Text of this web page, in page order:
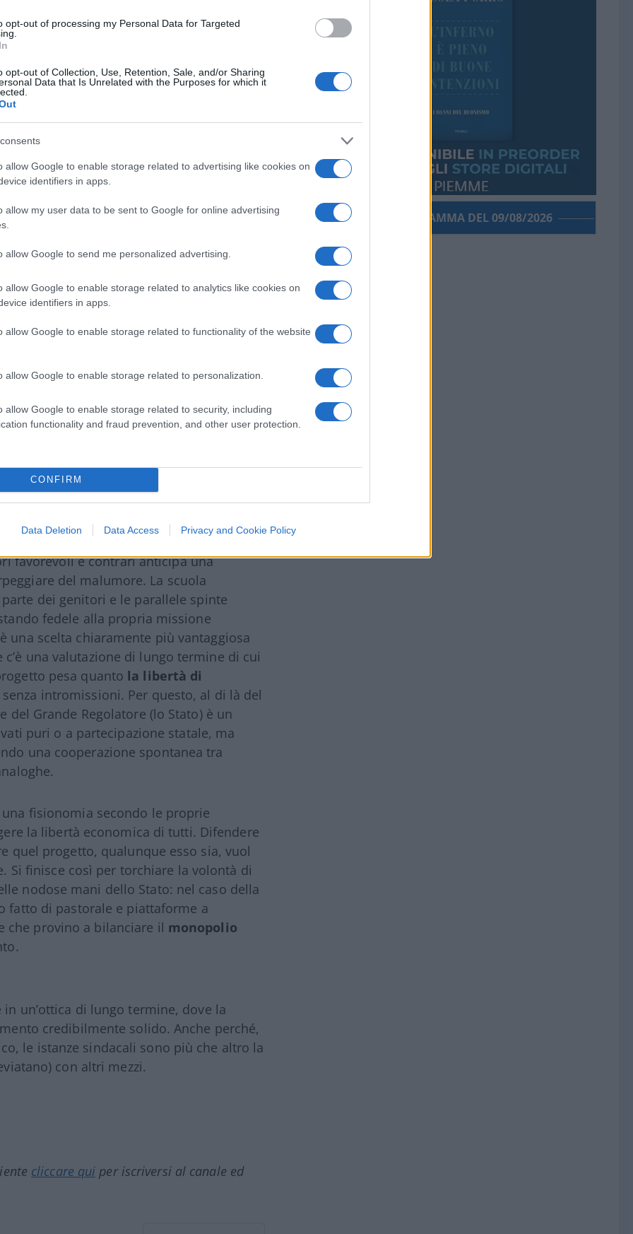
opt-out of processing my Personal Data for Targeted
opt-out of Collection, Use, Retention, Sale, and/or Sharing
Data that Is Unrelated with the Purposes for which it
allow Google to enable storage related to advertising like cookies on
identifiers in apps.
allow my user data to be sent to Google for online advertising
allow Google to send me personalized advertising.
allow Google to enable storage related to analytics like cookies on
identifiers in apps.
allow Google to enable storage related to functionality of the website
allow Google to enable storage related to personalization.
allow Google to enable storage related to security, including
functionality and fraud prevention, and other user protection.
CONFIRM
Data Deletion Data Access Privacy and Cookie Policy
con fierezza suOnlyFanse trasformato
riflettere sul ruolo delle interferenze
di moralità spicciola, tutt’altro: quel
della scuola, e la scuola, a sua volta,
di OnlyFans di Salvatore Di Bartolo
Varago, fuori da ogni paternalismo,
e a un contesto preciso che non può
intendere che la stessa libertà di scelta
quello dell’impresa, perché proprio qui
come attività economicamente attiva,
della discriminazione, suggerirebbe che
capriccio, ma una questione di vita o di
resta davvero tale, e non il feudo di
tutto – accessi al lavoro, limiti di
e il banco vince sempre, calpestando
di maestra a tempo indeterminato è
favorevoli e contrari anticipa una
del malumore. La scuola
dei genitori e le parallele spinte
fedele alla propria missione
una scelta chiaramente più vantaggiosa
una valutazione di lungo termine di cui
pesa quanto la libertà di
senza intromissioni. Per questo, al di là del
del Grande Regolatore (lo Stato) è un
puri o a partecipazione statale, ma
una cooperazione spontanea tra
fisionomia secondo le proprie
la libertà economica di tutti. Difendere
quel progetto, qualunque esso sia, vuol
Si finisce così per torchiare la volontà di
nodose mani dello Stato: nel caso della
fatto di pastorale e piattaforme a
che provino a bilanciare il monopolio
un’ottica di lungo termine, dove la
credibilmente solido. Anche perché,
le istanze sindacali sono più che altro la
con altri mezzi.
cliccare qui per iscriversi al canale ed
PORROGRAMMA DEL 09/08/2026